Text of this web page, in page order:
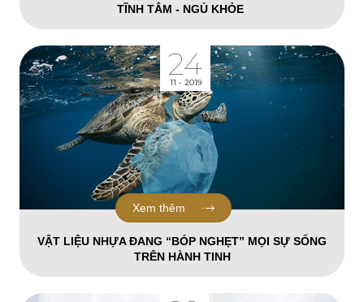
TĨNH TÂM - NGỦ KHỎE
24
11 - 2019
VẬT LIỆU NHỰA ĐANG “BÓP NGHẸT” MỌI SỰ SỐNG
TRÊN HÀNH TINH
Xem thêm